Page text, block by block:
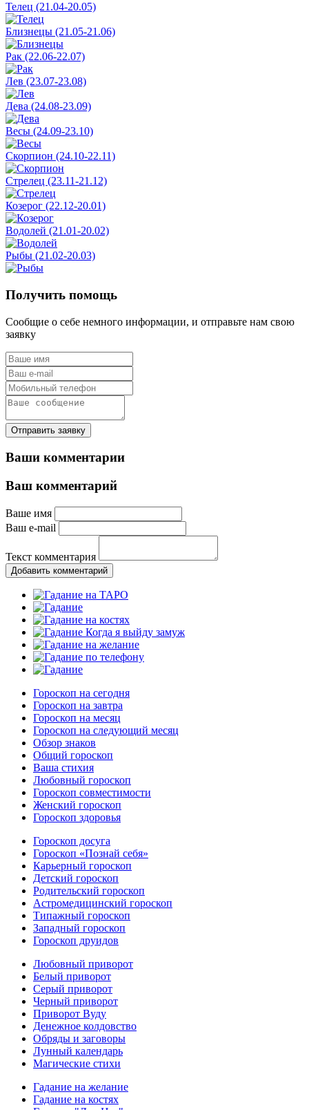
Телец (21.04-20.05)
Близнецы (21.05-21.06)
Рак (22.06-22.07)
Лев (23.07-23.08)
Дева (24.08-23.09)
Весы (24.09-23.10)
Скорпион (24.10-22.11)
Стрелец (23.11-21.12)
Козерог (22.12-20.01)
Водолей (21.01-20.02)
Рыбы (21.02-20.03)
Получить помощь
Сообщие о себе немного информации, и отправьте нам свою
заявку
Отправить заявку
Ваши комментарии
Ваш комментарий
Ваше имя
Ваш e-mail
Текст комментария
Добавить комментарий
Гороскоп на сегодня
Гороскоп на завтра
Гороскоп на месяц
Гороскоп на следующий месяц
Обзор знаков
Общий гороскоп
Ваша стихия
Любовный гороскоп
Гороскоп совместимости
Женский гороскоп
Гороскоп здоровья
Гороскоп досуга
Гороскоп «Познай себя»
Карьерный гороскоп
Детский гороскоп
Родительский гороскоп
Астромедицинский гороскоп
Типажный гороскоп
Западный гороскоп
Гороскоп друидов
Любовный приворот
Белый приворот
Серый приворот
Черный приворот
Приворот Вуду
Денежное колдовство
Обряды и заговоры
Лунный календарь
Магические стихи
Гадание на желание
Гадание на костях